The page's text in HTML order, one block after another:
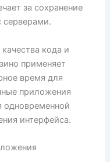
за сохранение
серверами.
кода и
применяет
время для
приложения
одновременной
интерфейса.